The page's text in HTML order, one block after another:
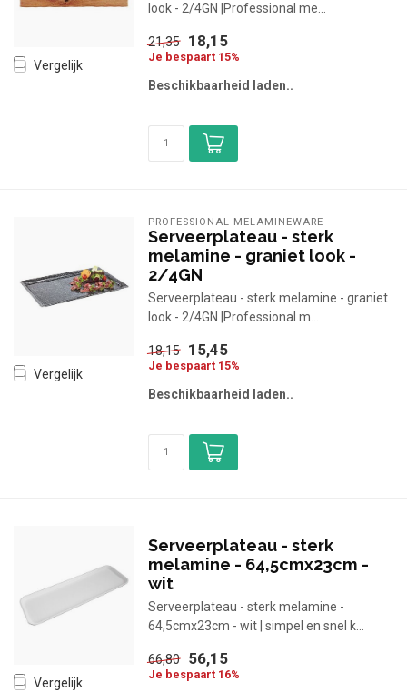
Vergelijk
look - 2/4GN |Professional me...
21,35 18,15
Je bespaart 15%
Beschikbaarheid laden..
Vergelijk
PROFESSIONAL MELAMINEWARE
Serveerplateau - sterk
melamine - graniet look -
2/4GN
Serveerplateau - sterk melamine - graniet
look - 2/4GN |Professional m...
18,15 15,45
Je bespaart 15%
Beschikbaarheid laden..
Vergelijk
Serveerplateau - sterk
melamine - 64,5cmx23cm -
wit
Serveerplateau - sterk melamine -
64,5cmx23cm - wit | simpel en snel k...
66,80 56,15
Je bespaart 16%